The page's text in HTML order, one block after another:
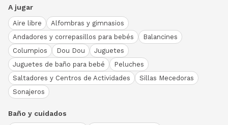
A jugar
Aire libre
Alfombras y gimnasios
Andadores y correpasillos para bebés
Balancines
Columpios
Dou Dou
Juguetes
Juguetes de baño para bebé
Peluches
Saltadores y Centros de Actividades
Sillas Mecedoras
Sonajeros
Baño y cuidados